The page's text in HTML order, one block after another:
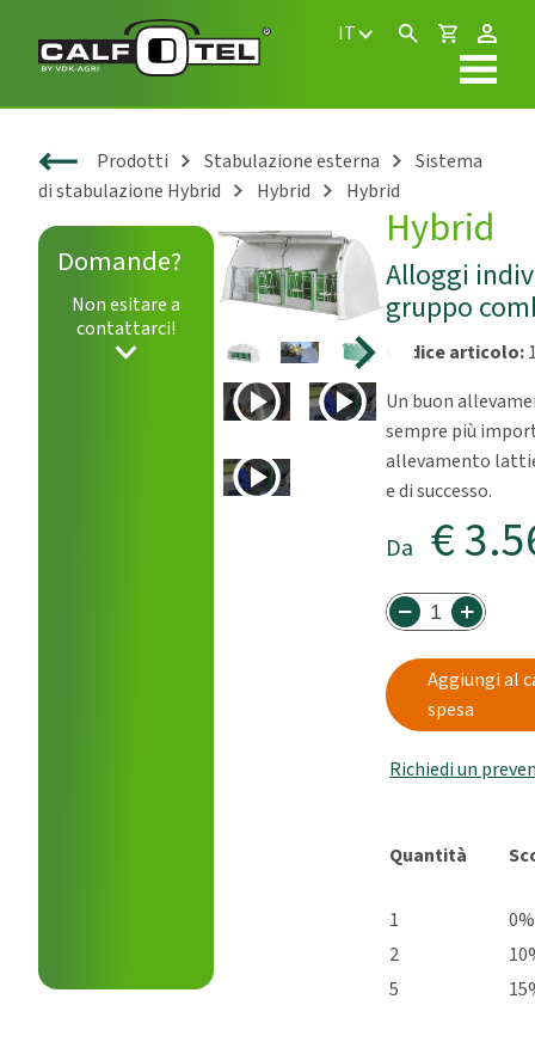
IT
Prodotti Stabulazione esterna
Sistema
di stabulazione Hybrid
Hybrid Hybrid
Domande?
Non esitare a
contattarci!
Play Play
Play
Hybrid
Alloggi
gruppo
Codice articolo:
Un buon
sempre più
allevamento
e di successo.
Da €
Aggiungi al
spesa
Richiedi un
Quantità
1
0%
2
5